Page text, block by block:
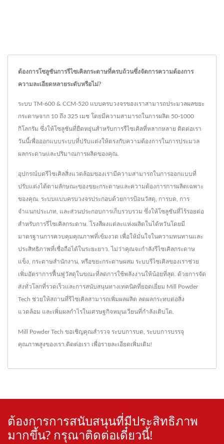
ต้องการโซลูชันการรีไซเคิลกระดาษที่ครบถ้วนซึ่งจัดการความต้องการ
ความละเอียดหลายระดับหรือไม่?
ระบบ TM-600 & CCM-520 แบบครบวงจรของเราสามารถประมวลผลขยะ
กระดาษจาก 10 ถึง 325 เมช โดยมีความสามารถในการผลิต 50-1000
กิโลกรัม ซึ่งให้โซลูชันที่ยืดหยุ่นสำหรับการรีไซเคิลที่หลากหลาย ติดต่อเรา
วันนี้เพื่อออกแบบระบบที่ปรับแต่งให้ตรงกับความต้องการในการประมวล
ผลกระดาษและปริมาณการผลิตของคุณ.
อุปกรณ์บดรีไซเคิลสิ่งแวดล้อมของเรามีความสามารถในการออกแบบที่
ปรับแต่งได้ตามลักษณะของขยะกระดาษและความต้องการการผลิตเฉพาะ
ของคุณ. ระบบแบบครบวงจรประกอบด้วยการป้อนวัสดุ, การบด, การ
จำแนกประเภท, และส่วนประกอบการเก็บรวบรวม ซึ่งให้โซลูชันที่ไร้รอยต่อ
สำหรับการรีไซเคิลกระดาษ. โรงสีผงแต่ละแห่งผลิตในไต้หวันโดยมี
มาตรฐานการควบคุมคุณภาพที่เข้มงวด เพื่อให้มั่นใจในความทนทานและ
ประสิทธิภาพที่เชื่อถือได้ในระยะยาว. ไม่ว่าคุณจะกำลังรีไซเคิลกระดาษ
แข็ง, กระดาษสำนักงาน, หรือขยะกระดาษผสม ระบบรีไซเคิลของเราช่วย
เพิ่มอัตราการฟื้นฟูวัสดุในขณะที่ลดการใช้พลังงานให้น้อยที่สุด. ด้วยการจัด
ส่งทั่วโลกที่รวดเร็วและการสนับสนุนทางเทคนิคที่ยอดเยี่ยม Mill Powder
Tech ช่วยให้สถานที่รีไซเคิลสามารถเพิ่มผลผลิต ลดผลกระทบต่อสิ่ง
แวดล้อม และเพิ่มผลกำไรในเศรษฐกิจหมุนเวียนที่กำลังเติบโต.
Mill Powder Tech ขอเชิญคุณสำรวจ ระบบการบด ระบบการบรรจุ
คุณภาพสูงของเรา. ติดต่อเรา เพื่อรายละเอียดเพิ่มเติม!
ต้องการการสนับสนุนที่มีประสิทธิภาพ
มากขึ้น? กรุณาติดต่อเดี๋ยวนี้!